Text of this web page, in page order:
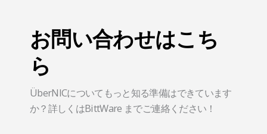
お問い合わせはこち
ら
ÜberNICについてもっと知る準備はできています
か？詳しくはBittWare までご連絡ください！